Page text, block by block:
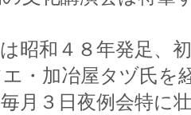
院・鴨池出張所
・中学生
昭和４８年発足、
・加冶屋タヅ氏を
月３日夜例会特に